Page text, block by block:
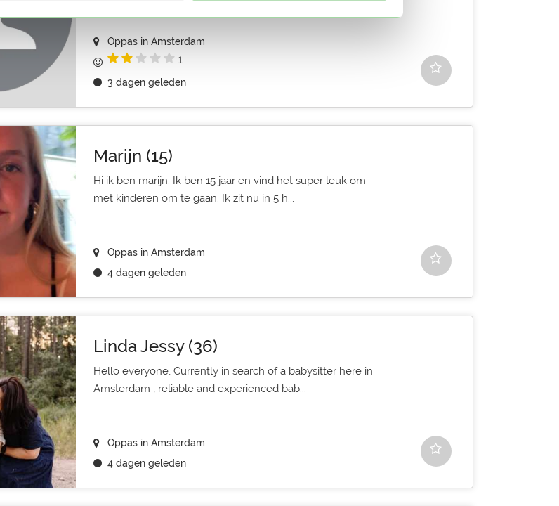
Oppas in Amsterdam
1
3 dagen geleden
Marijn (15)
Hi ik ben marijn. Ik ben 15 jaar en vind het super leuk om
met kinderen om te gaan. Ik zit nu in 5 h...
Oppas in Amsterdam
4 dagen geleden
Linda Jessy (36)
Hello everyone, Currently in search of a babysitter here in
Amsterdam , reliable and experienced bab...
Oppas in Amsterdam
4 dagen geleden